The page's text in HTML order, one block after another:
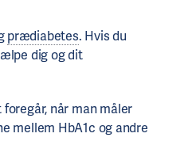
prædiabetes. Hvis du
dig og dit
når man måler
mellem HbA1c og andre